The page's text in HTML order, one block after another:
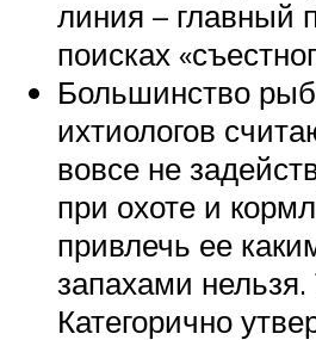
линия – главный
поисках
Большинство
ихтиологов
вовсе не
при охоте и
привлечь ее
запахами нельзя.
Категорично